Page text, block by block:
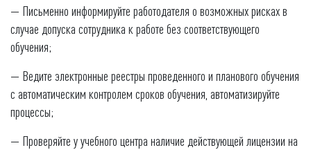
— Письменно информируйте работодателя о возможных рисках в
случае допуска сотрудника к работе без соответствующего
обучения;
— Ведите электронные реестры проведенного и планового обучения
с автоматическим контролем сроков обучения, автоматизируйте
процессы;
— Проверяйте у учебного центра наличие действующей лицензии на